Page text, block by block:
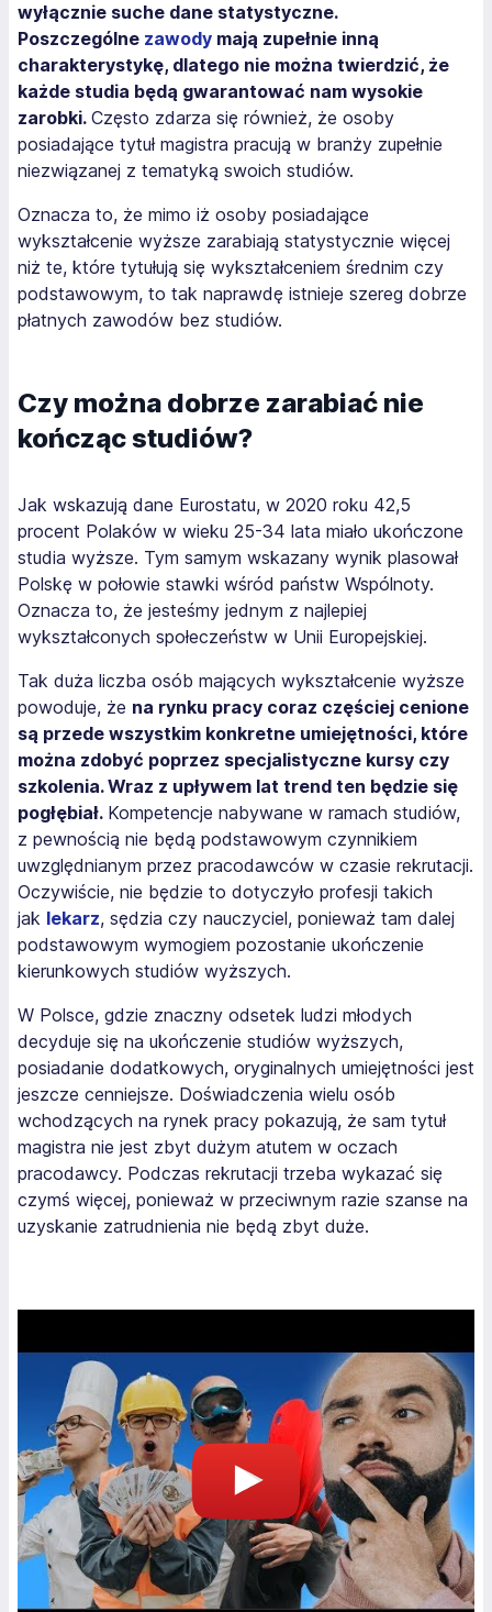
wyłącznie suche dane statystyczne.
Poszczególne zawody mają zupełnie inną
charakterystykę, dlatego nie można twierdzić, że
każde studia będą gwarantować nam wysokie
zarobki. Często zdarza się również, że osoby
posiadające tytuł magistra pracują w branży zupełnie
niezwiązanej z tematyką swoich studiów.
Oznacza to, że mimo iż osoby posiadające
wykształcenie wyższe zarabiają statystycznie więcej
niż te, które tytułują się wykształceniem średnim czy
podstawowym, to tak naprawdę istnieje szereg dobrze
płatnych zawodów bez studiów.
Czy można dobrze zarabiać nie
kończąc studiów?
Jak wskazują dane Eurostatu, w 2020 roku 42,5
procent Polaków w wieku 25-34 lata miało ukończone
studia wyższe. Tym samym wskazany wynik plasował
Polskę w połowie stawki wśród państw Wspólnoty.
Oznacza to, że jesteśmy jednym z najlepiej
wykształconych społeczeństw w Unii Europejskiej.
Tak duża liczba osób mających wykształcenie wyższe
powoduje, że na rynku pracy coraz częściej cenione
są przede wszystkim konkretne umiejętności, które
można zdobyć poprzez specjalistyczne kursy czy
szkolenia. Wraz z upływem lat trend ten będzie się
pogłębiał. Kompetencje nabywane w ramach studiów,
z pewnością nie będą podstawowym czynnikiem
uwzględnianym przez pracodawców w czasie rekrutacji.
Oczywiście, nie będzie to dotyczyło profesji takich
jak lekarz, sędzia czy nauczyciel, ponieważ tam dalej
podstawowym wymogiem pozostanie ukończenie
kierunkowych studiów wyższych.
W Polsce, gdzie znaczny odsetek ludzi młodych
decyduje się na ukończenie studiów wyższych,
posiadanie dodatkowych, oryginalnych umiejętności jest
jeszcze cenniejsze. Doświadczenia wielu osób
wchodzących na rynek pracy pokazują, że sam tytuł
magistra nie jest zbyt dużym atutem w oczach
pracodawcy. Podczas rekrutacji trzeba wykazać się
czymś więcej, ponieważ w przeciwnym razie szanse na
uzyskanie zatrudnienia nie będą zbyt duże.